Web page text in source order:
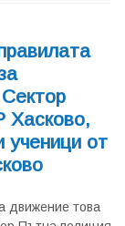
Хасково,
ученици от
движение това